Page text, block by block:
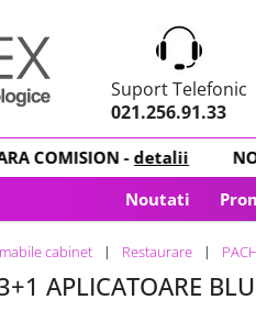
Suport Telefonic
021.256.91.33
COMISION -detalii NOU
Noutati
cabinet Restaurare
APLICATOARE